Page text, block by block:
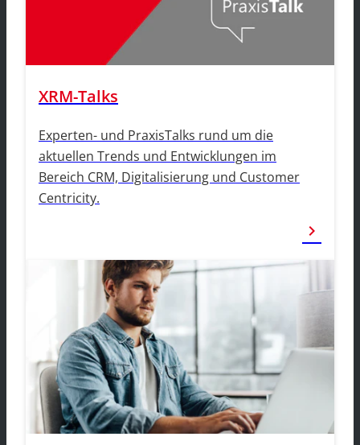
XRM-Talks
Experten- und PraxisTalks rund um die
aktuellen Trends und Entwicklungen im
Bereich CRM, Digitalisierung und Customer
Centricity.
chevron_right